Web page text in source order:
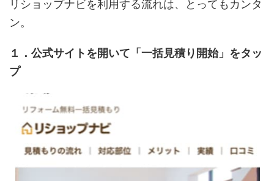
リショップナビを利用する流れは、とってもカンタ
ン。
１．公式サイトを開いて「一括見積り開始」をタッ
プ